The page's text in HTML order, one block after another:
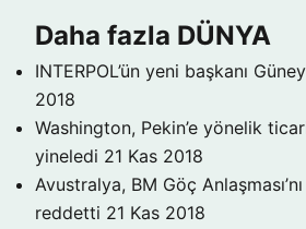
Daha fazla DÜNYA
INTERPOL’ün yeni başkanı
2018
Washington, Pekin’e yönelik
yineledi 21 Kas 2018
Avustralya, BM Göç
reddetti 21 Kas 2018